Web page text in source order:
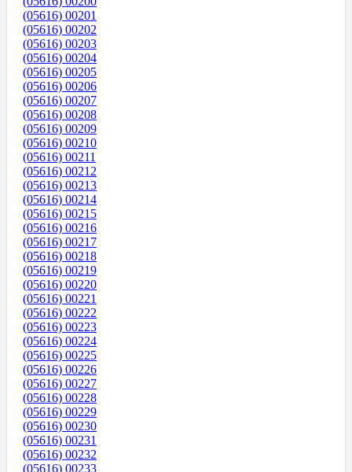
(05616) 00201
(05616) 00202
(05616) 00203
(05616) 00204
(05616) 00205
(05616) 00206
(05616) 00207
(05616) 00208
(05616) 00209
(05616) 00210
(05616) 00211
(05616) 00212
(05616) 00213
(05616) 00214
(05616) 00215
(05616) 00216
(05616) 00217
(05616) 00218
(05616) 00219
(05616) 00220
(05616) 00221
(05616) 00222
(05616) 00223
(05616) 00224
(05616) 00225
(05616) 00226
(05616) 00227
(05616) 00228
(05616) 00229
(05616) 00230
(05616) 00231
(05616) 00232
(05616) 00233